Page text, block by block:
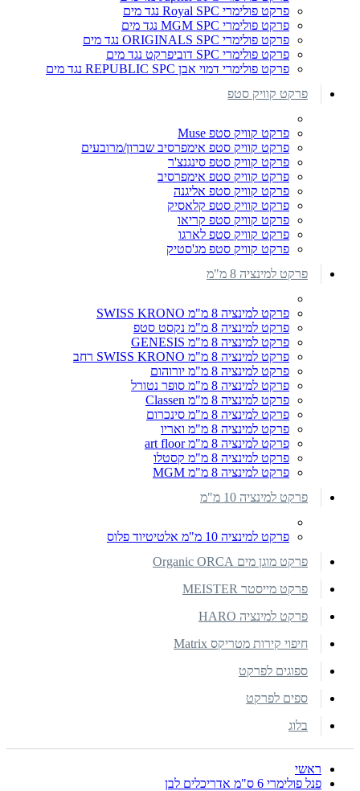
פרקט פולימרי Royal SPC נגד מים
פרקט פולימרי MGM SPC נגד מים
פרקט פולימרי ORIGINALS SPC נגד מים
פרקט פולימרי SPC דוביפרקט נגד מים
פרקט פולימרי דמוי אבן REPUBLIC SPC נגד מים
פרקט קוויק סטפ
פרקט קוויק סטפ Muse
פרקט קוויק סטפ אימפרסיב שברון/מרובעים
פרקט קוויק סטפ סינגנצ'ר
פרקט קוויק סטפ אימפרסיב
פרקט קוויק סטפ אליגנה
פרקט קוויק סטפ קלאסיק
פרקט קוויק סטפ קריאו
פרקט קוויק סטפ לארגו
פרקט קוויק סטפ מג'סטיק
פרקט למינציה 8 מ"מ
פרקט למינציה 8 מ"מ SWISS KRONO
פרקט למינציה 8 מ"מ נקסט סטפ
פרקט למינציה 8 מ"מ GENESIS
פרקט למינציה 8 מ"מ SWISS KRONO רחב
פרקט למינציה 8 מ"מ יורוהום
פרקט למינציה 8 מ"מ סופר נטורל
פרקט למינציה 8 מ"מ Classen
פרקט למינציה 8 מ"מ סינכרום
פרקט למינציה 8 מ"מ ואריו
פרקט למינציה 8 מ"מ art floor
פרקט למינציה 8 מ"מ קסטלו
פרקט למינציה 8 מ"מ MGM
פרקט למינציה 10 מ"מ
פרקט למינציה 10 מ"מ אלטיטיוד פלוס
פרקט מוגן מים Organic ORCA
פרקט מייסטר MEISTER
פרקט למינציה HARO
חיפוי קירות מטריקס Matrix
ספוגים לפרקט
ספים לפרקט
בלוג
ראשי
פנל פולימרי 6 ס"מ אדריכלים לבן